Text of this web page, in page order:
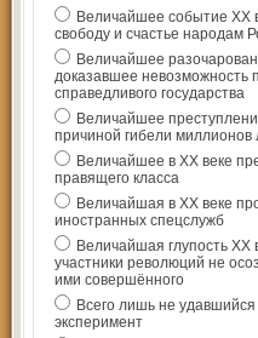
Величайшее событие ХХ
свободу и счастье народам
Величайшее
доказавшее невозможность
справедливого государства
Величайшее
причиной гибели миллионов
Величайшее в ХХ веке
правящего класса
Величайшая в ХХ веке
иностранных спецслужб
Величайшая глупость ХХ
участники революций не
ими совершённого
Всего лишь не
эксперимент